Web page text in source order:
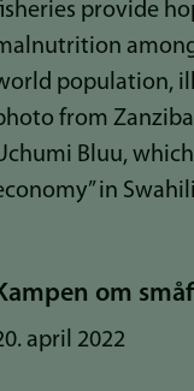
om
april 2022